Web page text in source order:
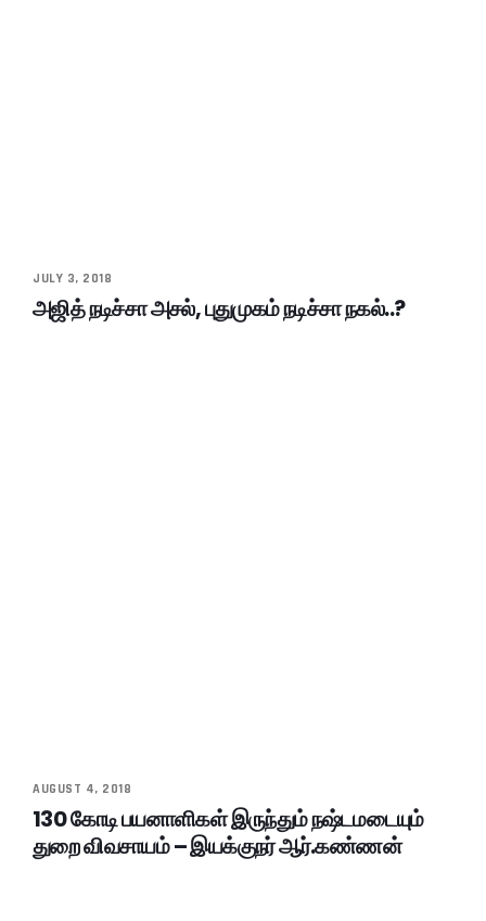
JULY 3, 2018
அஜித் நடிச்சா அசல், புதுமுகம் நடிச்சா நகல்..?
AUGUST 4, 2018
130 கோடி பயனாளிகள் இருந்தும் நஷ்டமடையும்
துறை விவசாயம் – இயக்குநர் ஆர்.கண்ணன்